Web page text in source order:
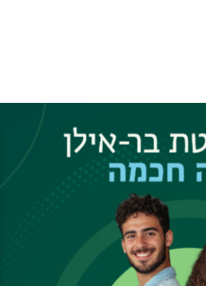
תהו הוגים יהודיים איך ניתן לגשר בין
נועזים שלא סלדו מאף שאלה קשה. בספר זה
היהודיים בימי הביניים וגם שואל איך